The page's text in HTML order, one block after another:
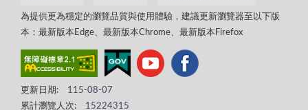
為提供更為穩定的瀏覽品質與使用體驗，建議更新瀏覽器至以下版
本：最新版本Edge、最新版本Chrome、最新版本Firefox
更新日期:
115-08-07
累計瀏覽人次:
15224315